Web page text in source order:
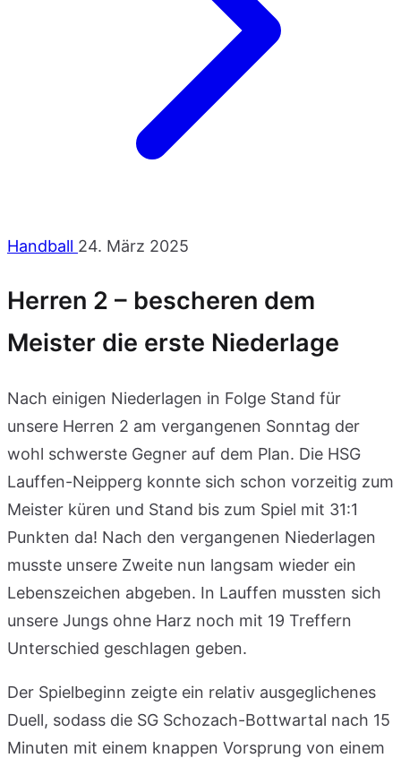
Handball 24. März 2025
Herren 2 – bescheren dem
Meister die erste Niederlage
Nach einigen Niederlagen in Folge Stand für
unsere Herren 2 am vergangenen Sonntag der
wohl schwerste Gegner auf dem Plan. Die HSG
Lauffen-Neipperg konnte sich schon vorzeitig zum
Meister küren und Stand bis zum Spiel mit 31:1
Punkten da! Nach den vergangenen Niederlagen
musste unsere Zweite nun langsam wieder ein
Lebenszeichen abgeben. In Lauffen mussten sich
unsere Jungs ohne Harz noch mit 19 Treffern
Unterschied geschlagen geben.
Der Spielbeginn zeigte ein relativ ausgeglichenes
Duell, sodass die SG Schozach-Bottwartal nach 15
Minuten mit einem knappen Vorsprung von einem